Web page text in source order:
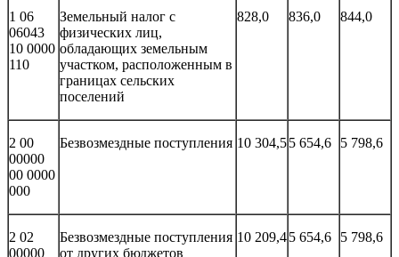
1 06
06043
10 0000
110
Земельный налог с
физических лиц,
обладающих земельным
участком, расположенным в
границах сельских
поселений
828,0 836,0 844,0
2 00
00000
00 0000
000
Безвозмездные поступления 10 304,55 654,6 5 798,6
2 02
00000
Безвозмездные поступления
от других бюджетов
10 209,45 654,6 5 798,6